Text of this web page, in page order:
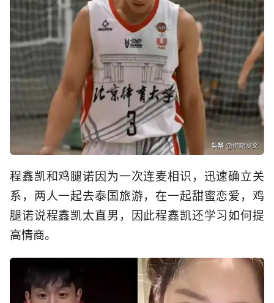
程鑫凯和鸡腿诺因为一次连麦相识，迅速确立关
系，两人一起去泰国旅游，在一起甜蜜恋爱，鸡
腿诺说程鑫凯太直男，因此程鑫凯还学习如何提
高情商。